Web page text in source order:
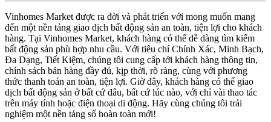
Vinhomes Market được ra đời và phát triển với mong muốn mang
đến một nền tảng giao dịch bất động sản an toàn, tiện lợi cho khách
hàng. Tại Vinhomes Market, khách hàng có thể dễ dàng tìm kiếm
bất động sản phù hợp nhu cầu. Với tiêu chí Chính Xác, Minh Bạch,
Đa Dạng, Tiết Kiệm, chúng tôi cung cấp tới khách hàng thông tin,
chính sách bán hàng đầy đủ, kịp thời, rõ ràng, cùng với phương
thức thanh toán an toàn, tiện lợi. Giờ đây, khách hàng có thể giao
dịch bất động sản ở bất cứ đâu, bất cứ lúc nào, với chỉ vài thao tác
trên máy tính hoặc điện thoại di động. Hãy cùng chúng tôi trải
nghiệm một nền tảng số hoàn toàn mới!